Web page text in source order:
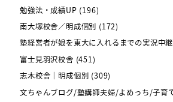
勉強法・成績UP (196)
南大塚校舎／明成個別 (172)
塾経営者が娘を東大に入れるまでの実況中継
富士見羽沢校舎 (451)
志木校舎｜明成個別 (309)
文ちゃんブログ/塾講師夫婦/よめっち/子育